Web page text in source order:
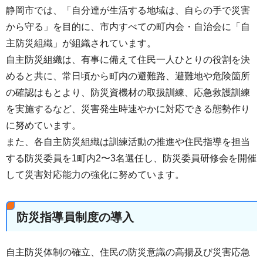
静岡市では、「自分達が生活する地域は、自らの手で災害
から守る」を目的に、市内すべての町内会・自治会に「自
主防災組織」が組織されています。
自主防災組織は、有事に備えて住民一人ひとりの役割を決
めると共に、常日頃から町内の避難路、避難地や危険箇所
の確認はもとより、防災資機材の取扱訓練、応急救護訓練
を実施するなど、災害発生時速やかに対応できる態勢作り
に努めています。
また、各自主防災組織は訓練活動の推進や住民指導を担当
する防災委員を1町内2〜3名選任し、防災委員研修会を開催
して災害対応能力の強化に努めています。
防災指導員制度の導入
自主防災体制の確立、住民の防災意識の高揚及び災害応急